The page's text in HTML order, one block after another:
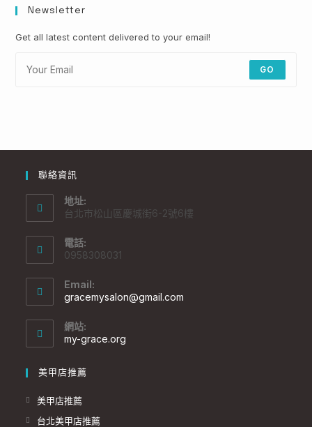
Newsletter
Get all latest content delivered to your email!
GO
聯絡資訊
地址:
台北市松山區慶城街6-2號6樓
電話:
0958308031
Email:
gracemysalon@gmail.com
網站:
my-grace.org
美甲店推薦
美甲店推薦
台北美甲店推薦